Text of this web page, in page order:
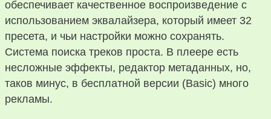
обеспечивает качественное воспроизведение с
использованием эквалайзера, который имеет 32
пресета, и чьи настройки можно сохранять.
Система поиска треков проста. В плеере есть
несложные эффекты, редактор метаданных, но,
таков минус, в бесплатной версии (Basic) много
рекламы.